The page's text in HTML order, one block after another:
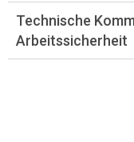
Technische
Arbeitssicherheit